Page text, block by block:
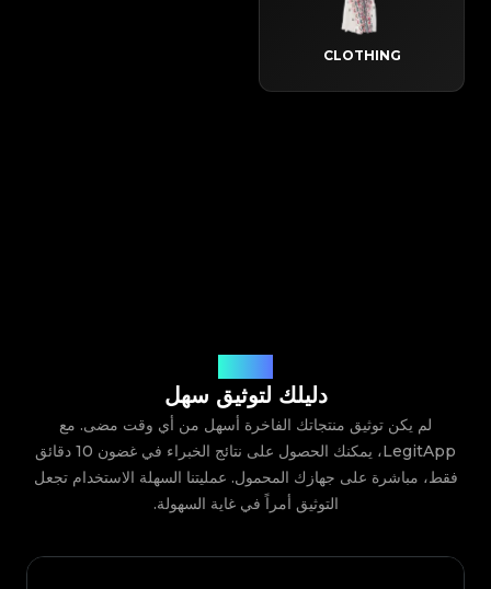
CLOTHING
دليلك لتوثيق سهل
لم يكن توثيق منتجاتك الفاخرة أسهل من أي وقت مضى. مع
LegitApp، يمكنك الحصول على نتائج الخبراء في غضون 10 دقائق
فقط، مباشرة على جهازك المحمول. عمليتنا السهلة الاستخدام تجعل
التوثيق أمراً في غاية السهولة.